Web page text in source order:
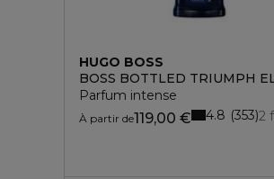
HUGO BOSS
BOSS BOTTLED TRIUMPH
Parfum intense
À partir de119,00 € 2
4.8 353